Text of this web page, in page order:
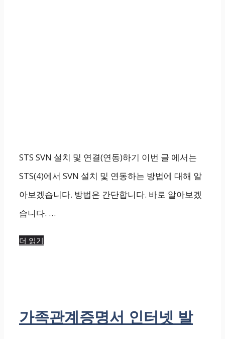
STS SVN 설치 및 연결(연동)하기 이번 글 에서는
STS(4)에서 SVN 설치 및 연동하는 방법에 대해 알
아보겠습니다. 방법은 간단합니다. 바로 알아보겠
습니다. …
더 읽기
가족관계증명서 인터넷 발